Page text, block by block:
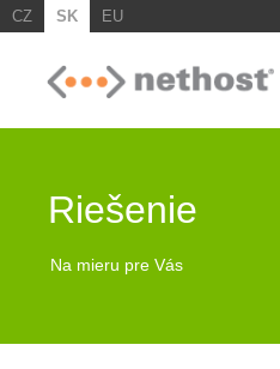
CZ SK EU
Riešenie
Na mieru pre Vás